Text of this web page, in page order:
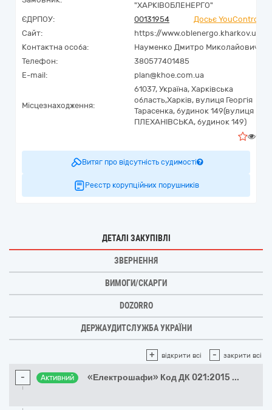
"ХАРКІВОБЛЕНЕРГО"
ЄДРПОУ:
00131954
Досьє YouControl
Сайт:
https://www.oblenergo.kharkov.ua
Контактна особа:
Науменко Дмитро Миколайович
Телефон:
380577401485
E-mail:
plan@khoe.com.ua
Місцезнаходження:
61037, Україна, Харківська
область,Харків, вулиця Георгія
Тарасенка, будинок 149(вулиця
ПЛЕХАНІВСЬКА, будинок 149)
0
Витяг про відсутність судимості
Реєстр корупційних порушників
ДЕТАЛІ ЗАКУПІВЛІ
ЗВЕРНЕННЯ
ВИМОГИ/СКАРГИ
DOZORRO
ДЕРЖАУДИТСЛУЖБА УКРАЇНИ
+ відкрити всі - закрити всі
- Активний «Електрошафи» Код ДК 021:2015 ...